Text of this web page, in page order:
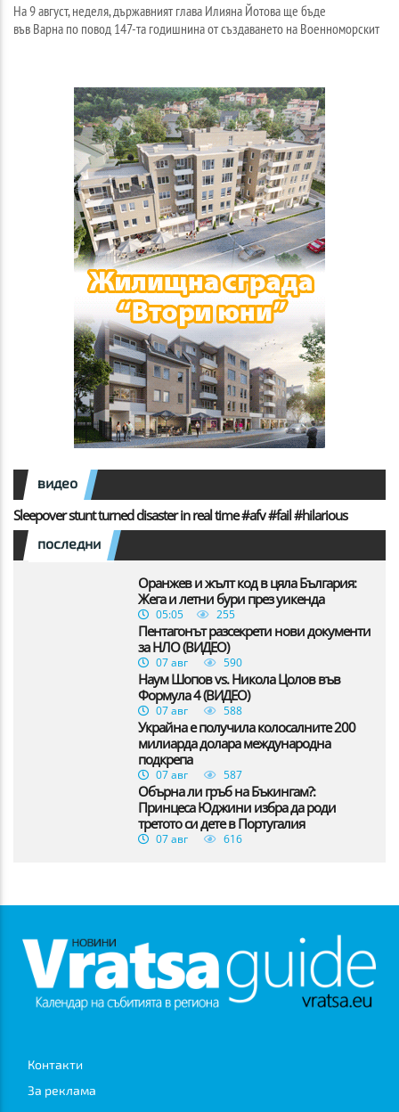
На 9 август, неделя, държавният глава Илияна Йотова ще бъде
във Варна по повод 147-та годишнина от създаването на Военноморскит
видео
Sleepover stunt turned disaster in real time #afv #fail #hilarious
последни
Оранжев и жълт код в цяла България:
Жега и летни бури през уикенда
05:05 255
Пентагонът разсекрети нови документи
за НЛО (ВИДЕО)
07 авг 590
Наум Шопов vs. Никола Цолов във
Формула 4 (ВИДЕО)
07 авг 588
Украйна е получила колосалните 200
милиарда долара международна
подкрепа
07 авг 587
Обърна ли гръб на Бъкингам?:
Принцеса Юджини избра да роди
третото си дете в Португалия
07 авг 616
Контакти
За реклама